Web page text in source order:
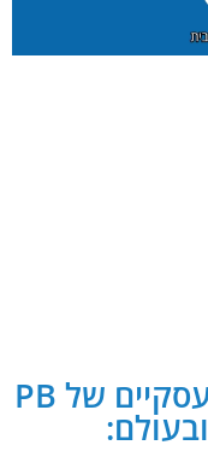
מקצת מ-300 שותפנו העסקיים של PB